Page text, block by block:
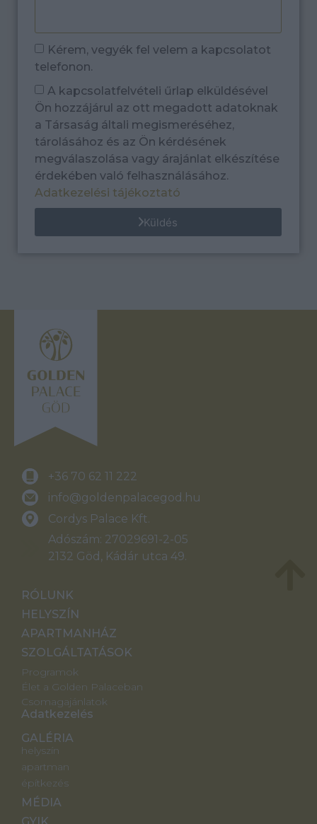
Kérem, vegyék fel velem a kapcsolatot
telefonon.
A kapcsolatfelvételi űrlap elküldésével
Ön hozzájárul az ott megadott adatoknak
a Társaság általi megismeréséhez,
tárolásához és az Ön kérdésének
megválaszolása vagy árajánlat elkészítése
érdekében való felhasználásához.
Adatkezelési tájékoztató
Küldés
+36 70 62 11 222
info@goldenpalacegod.hu
Cordys Palace Kft.
Adószám: 27029691-2-05
2132 Göd, Kádár utca 49.
RÓLUNK
HELYSZÍN
APARTMANHÁZ
SZOLGÁLTATÁSOK
Programok
Élet a Golden Palaceban
Csomagajánlatok
Adatkezelés
GALÉRIA
helyszín
apartman
építkezés
MÉDIA